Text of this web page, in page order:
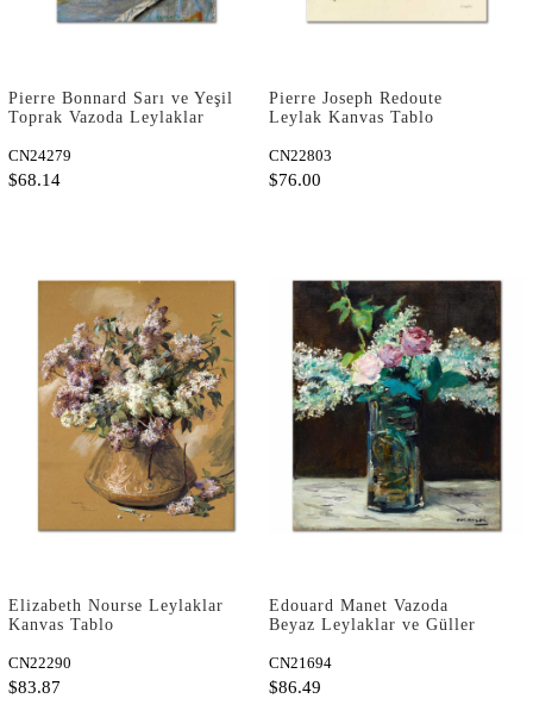
Pierre Bonnard Sarı ve Yeşil
Toprak Vazoda Leylaklar
CN24279
$68.14
Pierre Joseph Redoute
Leylak Kanvas Tablo
CN22803
$76.00
Elizabeth Nourse Leylaklar
Kanvas Tablo
CN22290
$83.87
Edouard Manet Vazoda
Beyaz Leylaklar ve Güller
CN21694
$86.49